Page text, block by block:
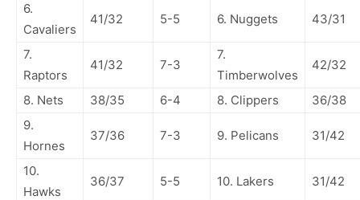
6.
Cavaliers
41/32 5-5 6. Nuggets 43/31
7.
Raptors
41/32 7-3
7.
Timberwolves
42/32
8. Nets 38/35 6-4 8. Clippers
36/38
9.
Hornes
37/36 7-3 9. Pelicans 31/42
10.
Hawks
36/37 5-5 10. Lakers 31/42